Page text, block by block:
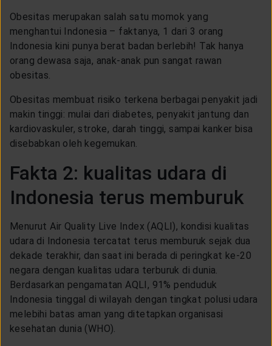
Obesitas merupakan salah satu momok yang
menghantui Indonesia – faktanya, 1 dari 3 orang
Indonesia kini punya berat badan berlebih! Tak hanya
orang dewasa saja, anak-anak pun sangat rawan
obesitas.
Obesitas membuat risiko terkena berbagai penyakit jadi
makin tinggi: mulai dari diabetes, penyakit jantung dan
kardiovaskuler, stroke, darah tinggi, sampai kanker bisa
disebabkan oleh kegemukan.
Fakta 2: kualitas udara di
Indonesia terus memburuk
Menurut Air Quality Live Index (AQLI), kondisi kualitas
udara di Indonesia tercatat terus memburuk sejak dua
dekade terakhir, dan saat ini berada di peringkat ke-20
negara dengan kualitas udara terburuk di dunia.
Berdasarkan pengamatan AQLI, 91% penduduk
Indonesia tinggal di wilayah dengan tingkat polusi udara
melebihi batas aman yang ditetapkan organisasi
kesehatan dunia (WHO).
CUSTOMER SERVICE
ARTICLE & NEWS
ABOUT GENERALI
EVENTS
KEAGENAN